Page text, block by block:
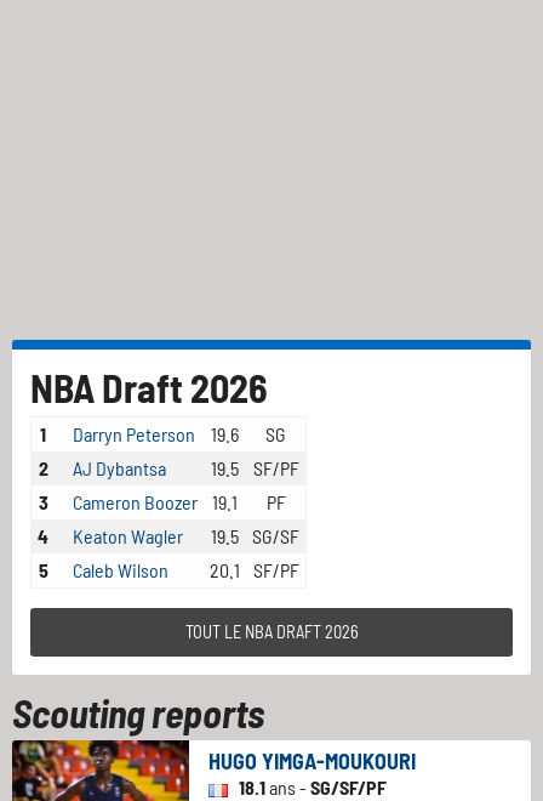
NBA Draft 2026
1 Darryn Peterson 19.6
SG
2
AJ Dybantsa 19.5
SF/PF
3
Cameron Boozer 19.1
PF
4
Keaton Wagler 19.5 SG/SF
5
Caleb Wilson 20.1 SF/PF
TOUT LE NBA DRAFT 2026
Scouting reports
HUGO YIMGA-MOUKOURI
18.1ans - SG/SF/PF